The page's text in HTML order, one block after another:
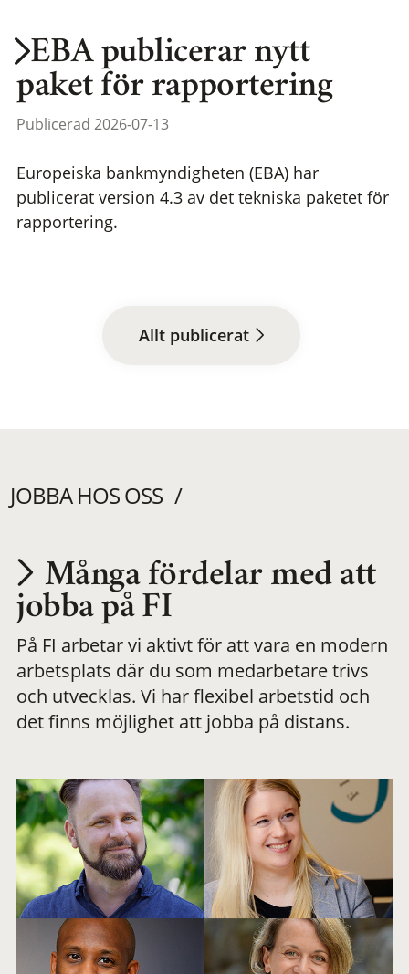
EBA publicerar nytt
paket för rapportering
Publicerad 2026-07-13
Europeiska bankmyndigheten (EBA) har
publicerat version 4.3 av det tekniska paketet för
rapportering.
Allt publicerat
JOBBA HOS OSS
Utvecklas på en
meningsfull och
flexibel
Många fördelar med att
jobba på FI
På FI arbetar vi aktivt för att vara en modern
arbetsplats där du som medarbetare trivs
och utvecklas. Vi har flexibel arbetstid och
det finns möjlighet att jobba på distans.